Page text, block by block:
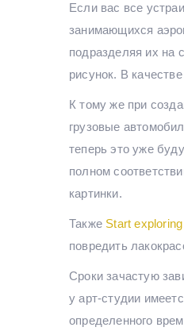
Если вас все
занимающихся
подразделяя их на
рисунок. В
К тому же при
грузовые
теперь это уже
полном
картинки.
Также Start exploring
повредить
Сроки зачастую
у арт-студии
определенного